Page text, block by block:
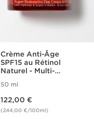
Crème Anti-Âge
SPF15 au Rétinol
Naturel - Multi-
50 ml
122,00 €
(244,00 €/100ml)